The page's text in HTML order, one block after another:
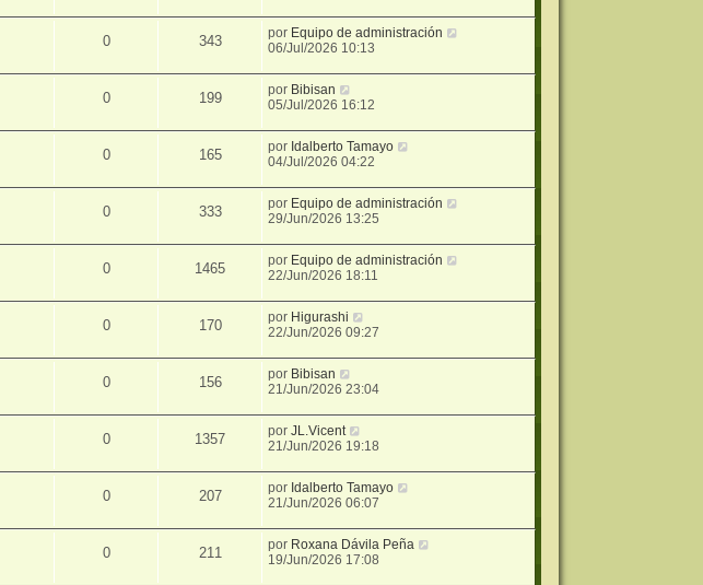
0 343 por Equipo de administración
06/Jul/2026 10:13
0 199 por Bibisan
05/Jul/2026 16:12
0 165 por Idalberto Tamayo
04/Jul/2026 04:22
0 333 por Equipo de administración
29/Jun/2026 13:25
0 1465 por Equipo de administración
22/Jun/2026 18:11
0 170 por Higurashi
22/Jun/2026 09:27
0 156 por Bibisan
21/Jun/2026 23:04
0 1357 porJL.Vicent
21/Jun/2026 19:18
0 207 por Idalberto Tamayo
21/Jun/2026 06:07
0 211 por Roxana Dávila Peña
19/Jun/2026 17:08